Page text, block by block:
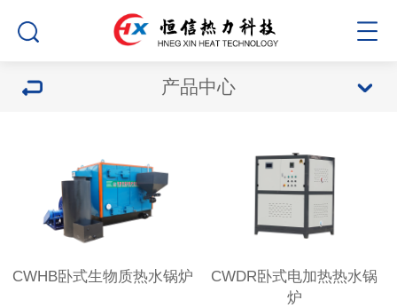
产品中心
CWHB卧式生物质热水锅炉
CWDR卧式电加热热水锅
炉